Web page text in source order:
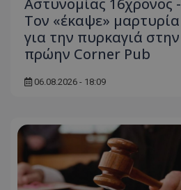
Αστυνομίας 16χρονος -
Τον «έκαψε» μαρτυρία
για την πυρκαγιά στην
πρώην Corner Pub
06.08.2026 - 18:09